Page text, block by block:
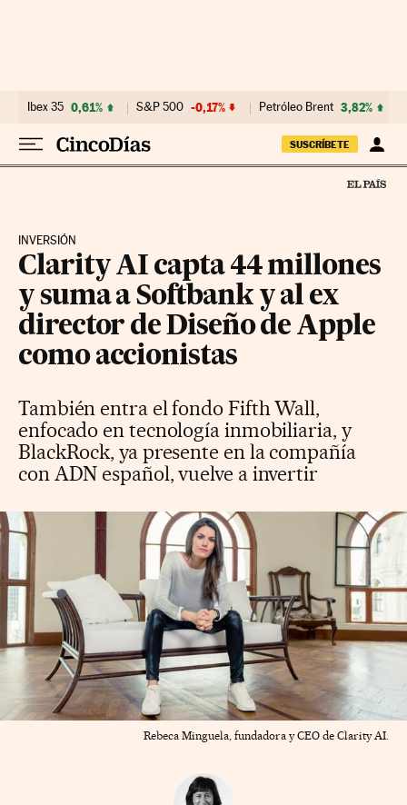
Ibex 35 0,61% S&P 500 -0,17% Petróleo Brent 3,82%
SUSCRÍBETE
INVERSIÓN
Clarity AI capta 44 millones
y suma a Softbank y al ex
director de Diseño de Apple
como accionistas
También entra el fondo Fifth Wall,
enfocado en tecnología inmobiliaria, y
BlackRock, ya presente en la compañía
con ADN español, vuelve a invertir
Rebeca Minguela, fundadora y CEO de Clarity AI.